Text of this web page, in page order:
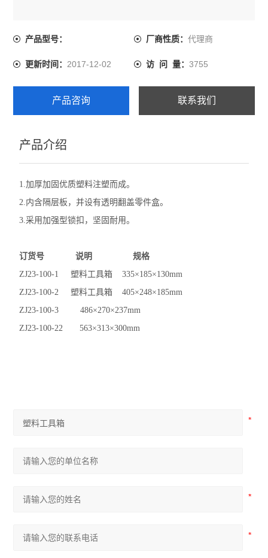
产品型号： 厂商性质： 代理商
更新时间：2017-12-02 访 问 量： 3755
产品咨询 联系我们
产品介绍
1.加厚加固优质塑料注塑而成。
2.内含隔层板，并设有透明翻盖零件盒。
3.采用加强型锁扣，坚固耐用。
订货号 说明 规格
ZJ23-100-1 塑料工具箱 335×185×130mm
ZJ23-100-2 塑料工具箱 405×248×185mm
ZJ23-100-3 486×270×237mm
ZJ23-100-22 563×313×300mm